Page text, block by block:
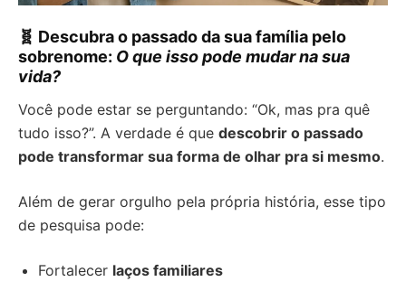
🧬 Descubra o passado da sua família pelo
sobrenome: O que isso pode mudar na sua
vida?
Você pode estar se perguntando: “Ok, mas pra quê
tudo isso?”. A verdade é que descobrir o passado
pode transformar sua forma de olhar pra si mesmo.
Além de gerar orgulho pela própria história, esse tipo
de pesquisa pode:
Fortalecer laços familiares